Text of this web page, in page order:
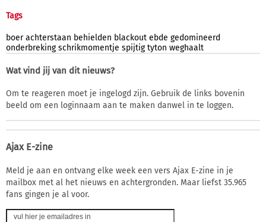
Tags
boer achterstaan behielden blackout ebde gedomineerd
onderbreking schrikmomentje spijtig tyton weghaalt
Wat vind jij van dit nieuws?
Om te reageren moet je ingelogd zijn. Gebruik de links bovenin
beeld om een loginnaam aan te maken danwel in te loggen.
Ajax E-zine
Meld je aan en ontvang elke week een vers Ajax E-zine in je
mailbox met al het nieuws en achtergronden. Maar liefst 35.965
fans gingen je al voor.